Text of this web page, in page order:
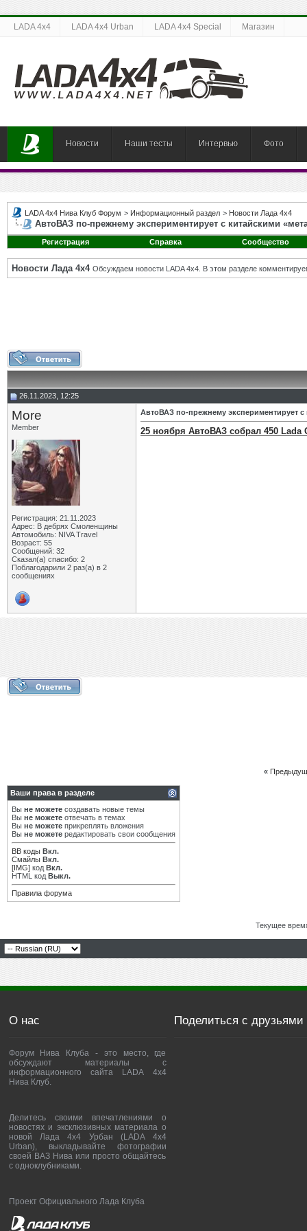
LADA 4x4 LADA 4x4 Urban LADA 4x4 Special Магазин
Новости Наши тесты Интервью Фото
LADA 4x4 Нива Клуб Форум > Информационный раздел > Новости Лада 4х4
АвтоВАЗ по-прежнему экспериментирует с китайскими
Регистрация Справка Сообщество
Новости Лада 4х4 Обсуждаем новости LADA 4x4. В этом разделе
26.11.2023, 12:25
More
Member
Регистрация: 21.11.2023
Адрес: В дебрях Смоленщины
Автомобиль: NIVA Travel
Возраст: 55
Сообщений: 32
Сказал(а) спасибо: 2
Поблагодарили 2 раз(а) в 2
сообщениях
АвтоВАЗ по-прежнему экспериментирует с
25 ноября АвтоВАЗ собрал 450 Lada
«
Ваши права в разделе
Вы не можете создавать новые темы
Вы не можете отвечать в темах
Вы не можете прикреплять вложения
Вы не можете редактировать свои сообщения
BB коды Вкл.
Смайлы Вкл.
[IMG] код Вкл.
HTML код Выкл.
Правила форума
Текущее
О нас
Форум Нива Клуба - это место, где
обсуждают материалы с
информационного сайта LADA 4x4
Нива Клуб.
Делитесь своими впечатлениями о
новостях и эксклюзивных материала о
новой Лада 4х4 Урбан (LADA 4x4
Urban), выкладывайте фотографии
своей ВАЗ Нива или просто общайтесь
с одноклубниками.
Проект Официального Лада Клуба
Поделиться с друзьями